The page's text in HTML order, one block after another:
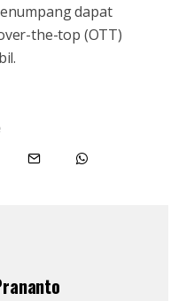
dapat
the-top (OTT)